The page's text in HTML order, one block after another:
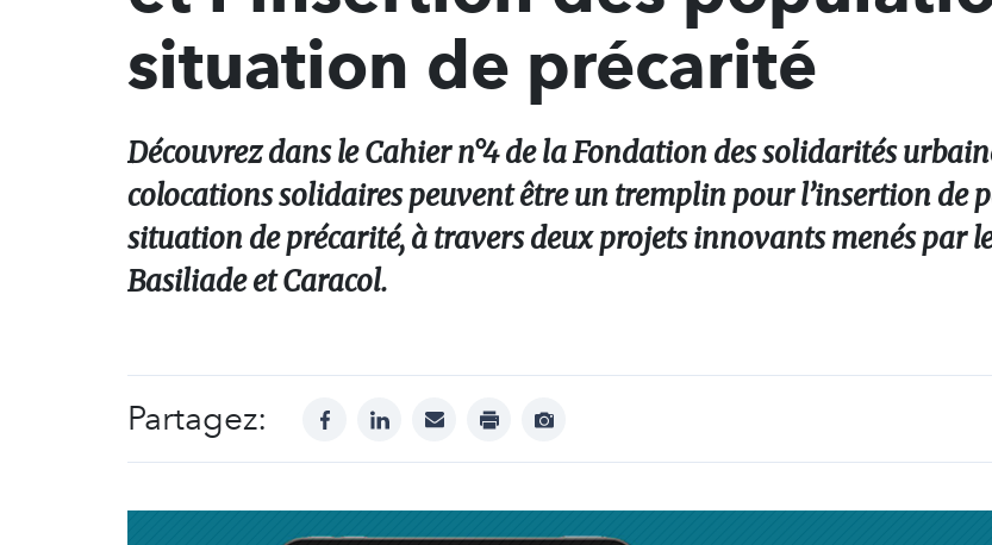
situation de précarité
Découvrez dans le Cahier n°4 de la Fondation des solidarités
colocations solidaires peuvent être un tremplin pour l’insertion de
situation de précarité, à travers deux projets innovants menés par
Basiliade et Caracol.
Partagez: facebooklinkedinmail print
Afficher